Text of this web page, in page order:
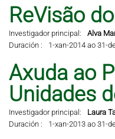
ReVisão
Investigador principal: Alva
Duración :
1-xan-2014 ao 31-
Axuda ao
Unidades
Investigador principal:
Laura
Duración :
1-xan-2013 ao 31-